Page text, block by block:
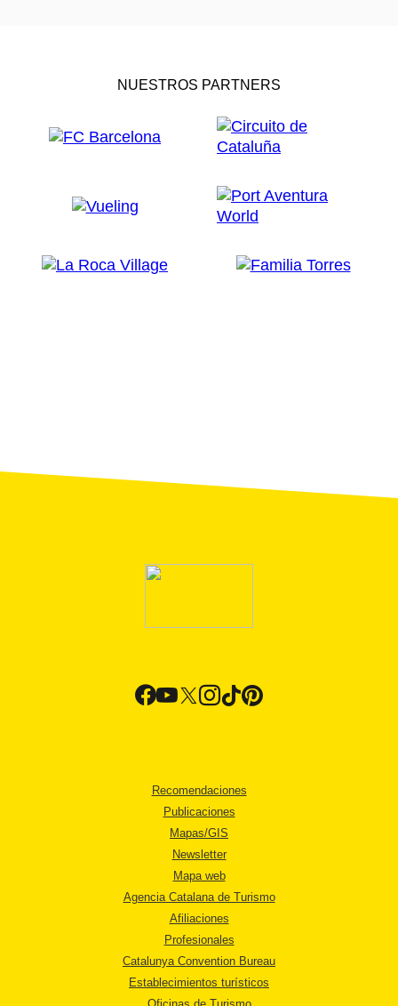
NUESTROS PARTNERS
Recomendaciones
Publicaciones
Mapas/GIS
Newsletter
Mapa web
Agencia Catalana de Turismo
Afiliaciones
Profesionales
Catalunya Convention Bureau
Establecimientos turísticos